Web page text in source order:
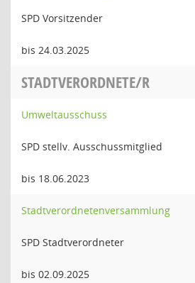
SPD Vorsitzender
bis 24.03.2025
STADTVERORDNETE/R
Umweltausschuss
SPD stellv. Ausschussmitglied
bis 18.06.2023
Stadtverordnetenversammlung
SPD Stadtverordneter
bis 02.09.2025